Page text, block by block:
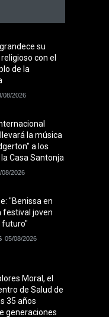
su
con el
de la
08/2026
la música
a los
Casa Santonja
08/2026
"Benissa en
festival joven
futuro"
05/08/2026
Moral, el
de Salud de
35 años
generaciones